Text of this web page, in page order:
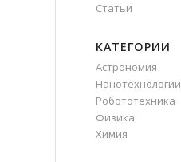
Статьи
КАТЕГОРИИ
Астрономия
Нанотехнологии
Робототехника
Физика
Химия